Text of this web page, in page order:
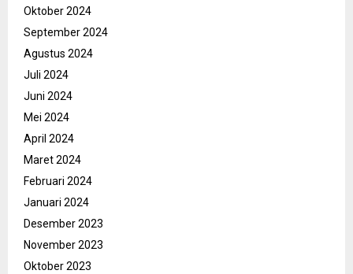
Oktober 2024
September 2024
Agustus 2024
Juli 2024
Juni 2024
Mei 2024
April 2024
Maret 2024
Februari 2024
Januari 2024
Desember 2023
November 2023
Oktober 2023